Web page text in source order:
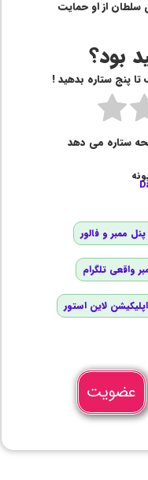
از او حمایت
بود؟
تا پنج ستاره بدهید !
ستاره می دهد
ممبر و فالور
واقعی تلگرام
لاین استور
عضویت